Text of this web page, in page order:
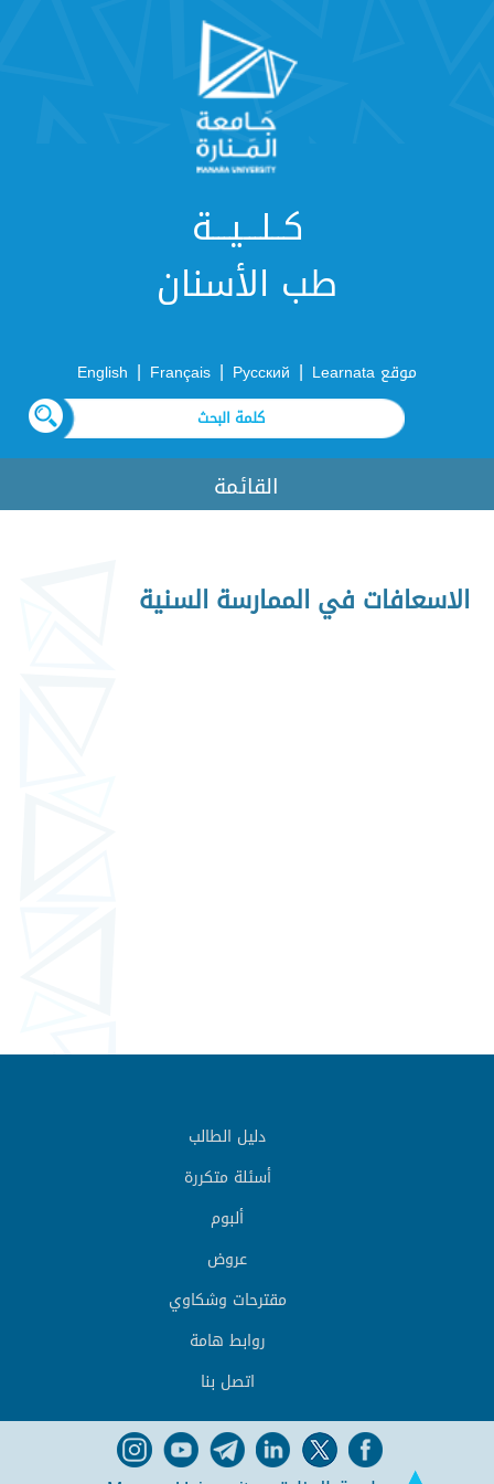
كــلـــيـــة
طب الأسنان
موقع Learnata |
Русский
|
Français
|
English
القائمة
الاسعافات في الممارسة السنية
دليل الطالب
أسئلة متكررة
ألبوم
عروض
مقترحات وشكاوي
روابط هامة
اتصل بنا